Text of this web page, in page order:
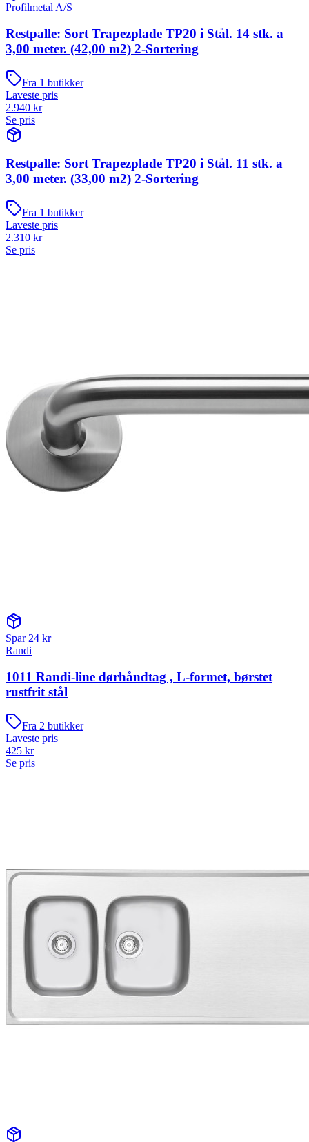
Profilmetal A/S
Restpalle: Sort Trapezplade TP20 i Stål. 14 stk. a
3,00 meter. (42,00 m2) 2-Sortering
Fra 1 butikker
Laveste pris
2.940 kr
Se pris
Restpalle: Sort Trapezplade TP20 i Stål. 11 stk. a
3,00 meter. (33,00 m2) 2-Sortering
Fra 1 butikker
Laveste pris
2.310 kr
Se pris
Spar 24 kr
Randi
1011 Randi-line dørhåndtag , L-formet, børstet
rustfrit stål
Fra 2 butikker
Laveste pris
425 kr
Se pris